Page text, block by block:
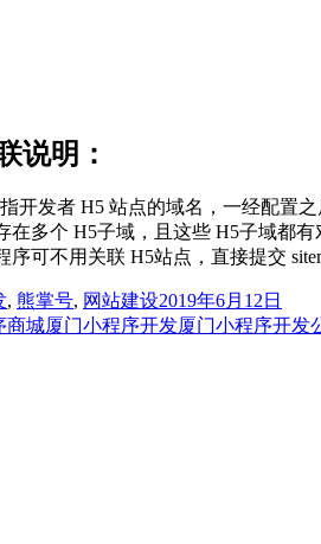
说明 ：
开发者 H5 站点的域名，一经配置
在多个 H5子域，且这些 H5子域都
序可不用关联 H5站点，直接提交
, 熊掌号, 网站建设2019年6月12日
商城厦门小程序开发厦门小程序开发